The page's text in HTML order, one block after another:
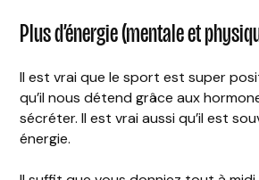
Plus d’énergie (mentale et
Il est vrai que le sport est super
qu’il nous détend grâce aux
sécréter. Il est vrai aussi qu’il est
énergie.